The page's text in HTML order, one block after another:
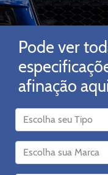
Pode ver
afinação